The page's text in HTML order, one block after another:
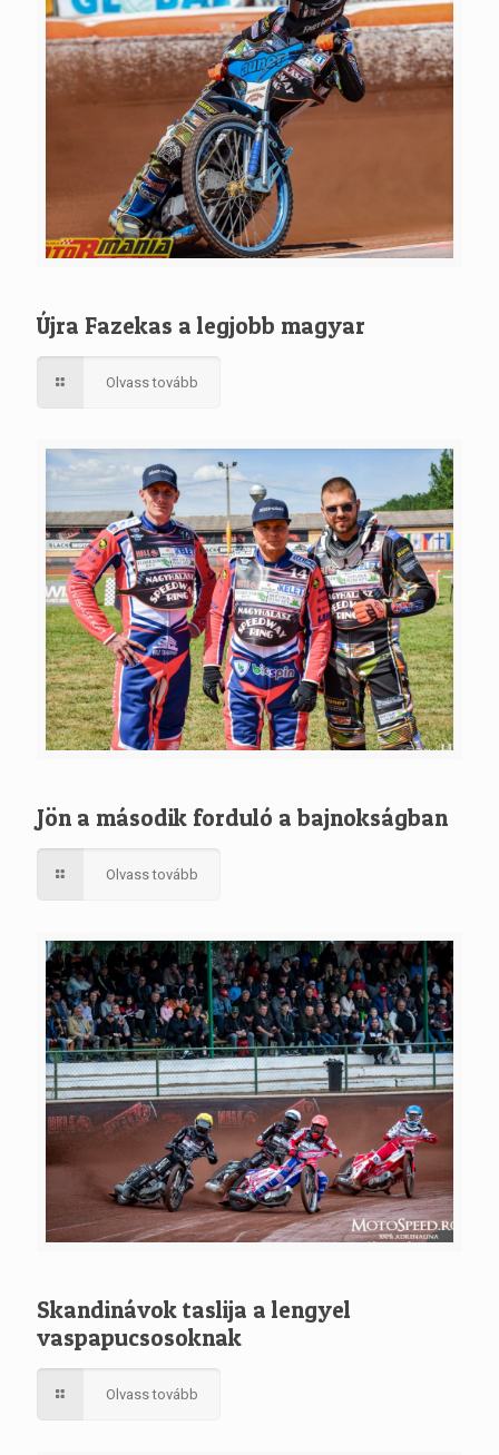
Újra Fazekas a legjobb magyar
Olvass tovább
Jön a második forduló a bajnokságban
Olvass tovább
Skandinávok taslija a lengyel
vaspapucsosoknak
Olvass tovább